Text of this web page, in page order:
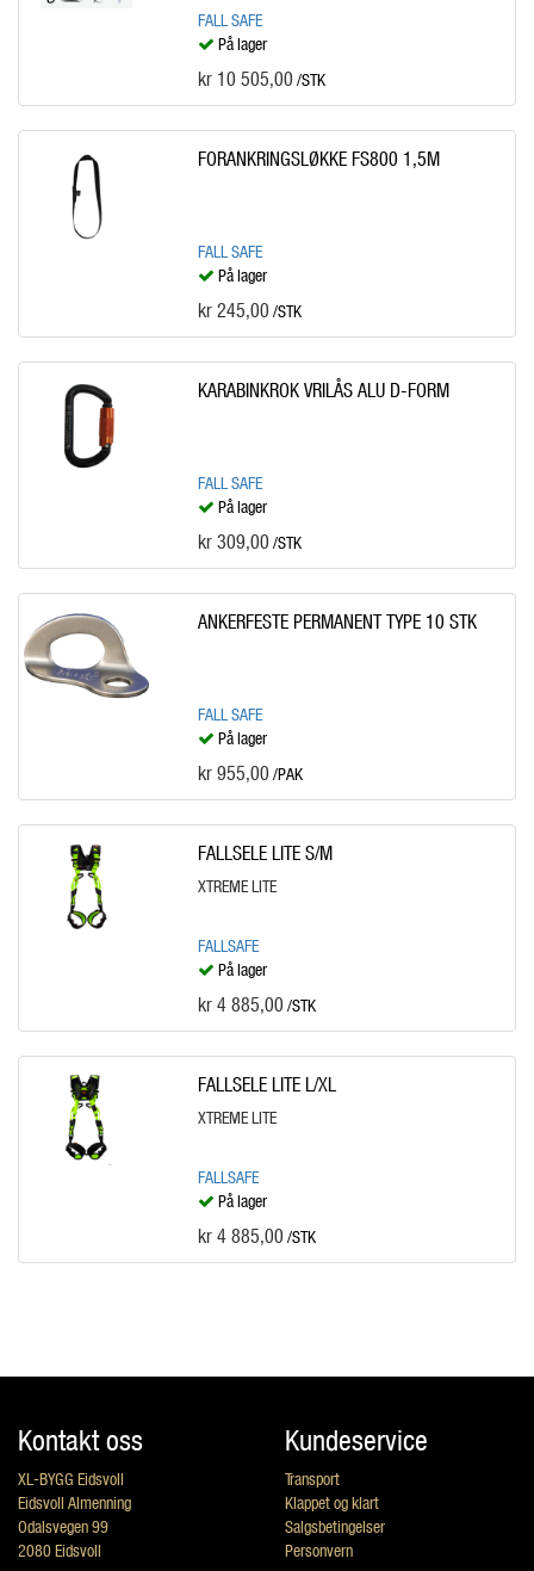
FALL SAFE
På lager
kr 10 505,00 /STK
FORANKRINGSLØKKE FS800 1,5M
FALL SAFE
På lager
kr 245,00 /STK
KARABINKROK VRILÅS ALU D-FORM
FALL SAFE
På lager
kr 309,00 /STK
ANKERFESTE PERMANENT TYPE 10 STK
FALL SAFE
På lager
kr 955,00 /PAK
FALLSELE LITE S/M
XTREME LITE
FALLSAFE
På lager
kr 4 885,00 /STK
FALLSELE LITE L/XL
XTREME LITE
FALLSAFE
På lager
kr 4 885,00 /STK
Kontakt oss
XL-BYGG Eidsvoll
Eidsvoll Almenning
Odalsvegen 99
2080 Eidsvoll
Kundeservice
Transport
Klappet og klart
Salgsbetingelser
Personvern